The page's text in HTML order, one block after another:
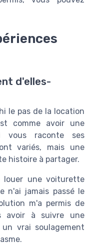
d'elles-
le pas de la location
comme avoir une
vous raconte ses
variés, mais une
histoire à partager.
louer une voiturette
n'ai jamais passé le
m'a permis de
avoir à suivre une
vrai soulagement